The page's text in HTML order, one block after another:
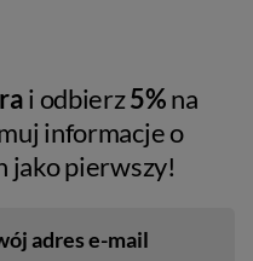
i odbierz5%na
informacje o
jako pierwszy!
adres e-mail